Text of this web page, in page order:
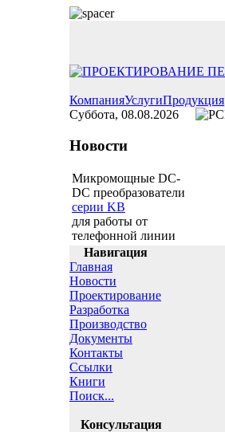
КомпанияУслугиПродукция
Суббота, 08.08.2026
Новости
Микромощные DC-
DC преобразователи
серии KB
для работы от
телефонной линии
Навигация
Главная
Новости
Проектирование
Разработка
Производство
Документы
Контакты
Ссылки
Книги
Поиск...
Консультация